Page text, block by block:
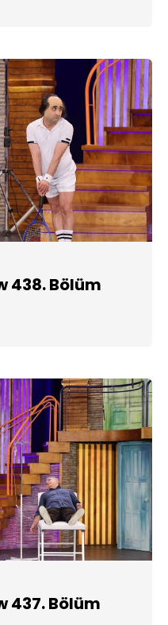
438. Bölüm
437. Bölüm